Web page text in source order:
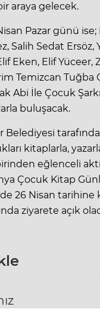
araya gelecek.
Pazar günü ise;
Salih Sedat Ersöz,
Eken, Elif Yüceer,
Temizcan Tuğba
Abi İle Çocuk
buluşacak.
Belediyesi
kitaplarla,
eğlenceli
Çocuk Kitap
26 Nisan tarihine
ziyarete açık